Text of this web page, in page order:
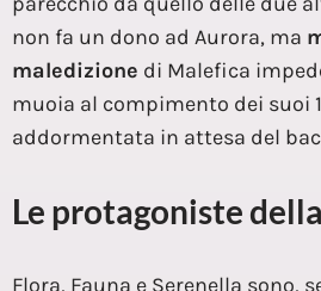
non fa un dono ad Aurora, ma
maledizione di Malefica
muoia al compimento dei suoi
addormentata in attesa del
Le protagoniste
Flora, Fauna e Serenella sono,